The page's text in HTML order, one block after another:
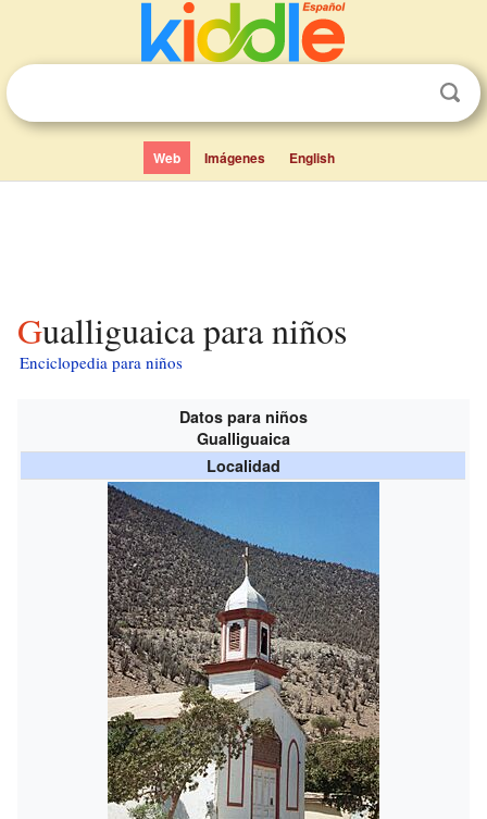
Web Imágenes English
Gualliguaica para niños
Enciclopedia para niños
Datos para niños
Gualliguaica
Localidad